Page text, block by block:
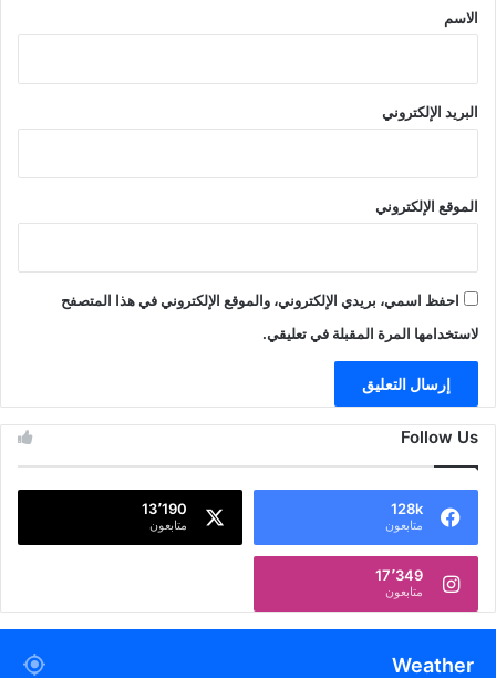
*
الاسم
البريد الإلكتروني
الموقع الإلكتروني
احفظ اسمي، بريدي الإلكتروني، والموقع الإلكتروني في هذا المتصفح
لاستخدامها المرة المقبلة في تعليقي.
Follow Us
128k
متابعون
13٬190
متابعون
17٬349
متابعون
Weather